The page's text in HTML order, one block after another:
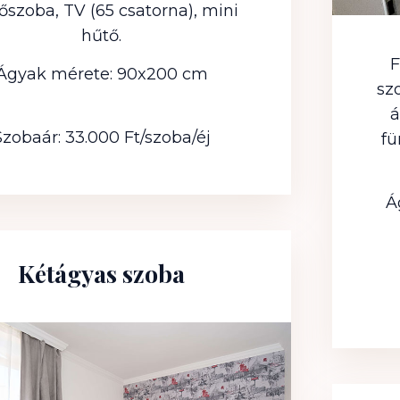
TV (65 csatorna), mini
hűtő.
mérete: 90x200 cm
33.000 Ft/szoba/éj
Kétágyas szoba